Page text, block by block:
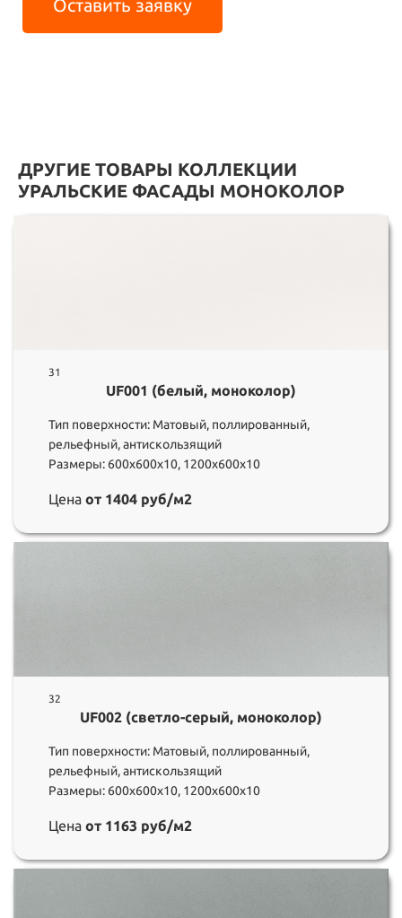
Оставить заявку
ДРУГИЕ ТОВАРЫ КОЛЛЕКЦИИ
УРАЛЬСКИЕ ФАСАДЫ МОНОКОЛОР
31
UF001 (белый, моноколор)
Тип поверхности: Матовый, поллированный,
рельефный, антискользящий
Размеры: 600х600х10, 1200х600х10
Цена от 1404 руб/м2
32
UF002 (светло-серый, моноколор)
Тип поверхности: Матовый, поллированный,
рельефный, антискользящий
Размеры: 600х600х10, 1200х600х10
Цена от 1163 руб/м2